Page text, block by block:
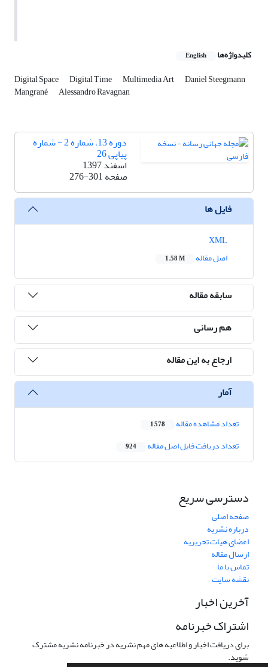
کلیدواژه‌ها English
Digital Space Digital Time Multimedia Art Daniel Steegmann
Mangrané Alessandro Ravagnan
دوره 13، شماره 2 - شماره
پیاپی 26
اسفند 1397
صفحه276-301
فایل ها
اصل مقاله
1.58 M
سابقه مقاله
هم رسانی
ارجاع به این مقاله
آمار
تعداد مشاهده مقاله 1,578
تعداد دریافت فایل اصل مقاله 924
دسترسی سریع
صفحه اصلی
درباره نشریه
اعضای هیات تحریریه
ارسال مقاله
تماس با ما
نقشه سایت
آخرین اخبار
اشتراک خبرنامه
برای دریافت اخبار و اطلاعیه های مهم نشریه در خبرنامه نشریه مشترک
شوید.